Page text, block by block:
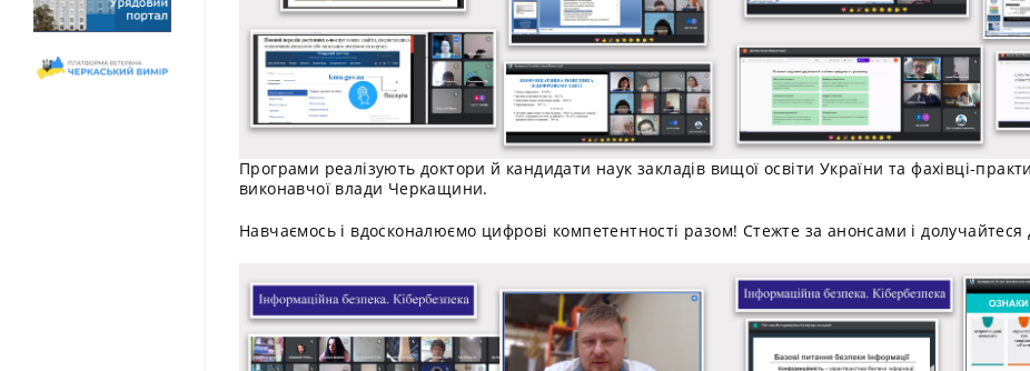
Програми реалізують доктори й кандидати наук закладів вищої освіти України та фахівці-
виконавчої влади Черкащини.
Навчаємось і вдосконалюємо цифрові компетентності разом! Стежте за анонсами і